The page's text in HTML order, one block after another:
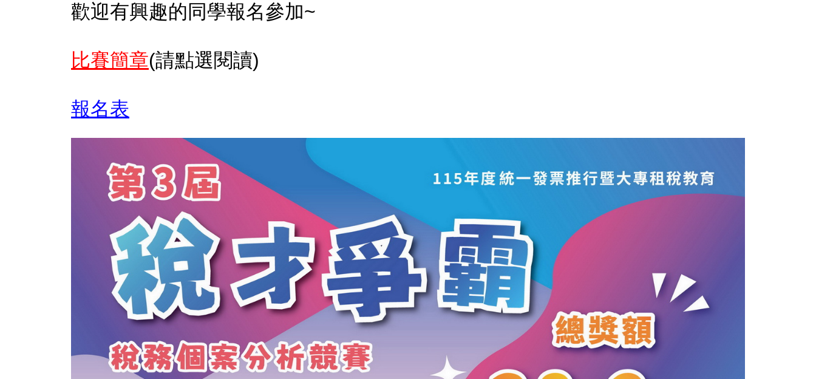
歡迎有興趣的同學報名參加~
比賽簡章(請點選閱讀)
報名表